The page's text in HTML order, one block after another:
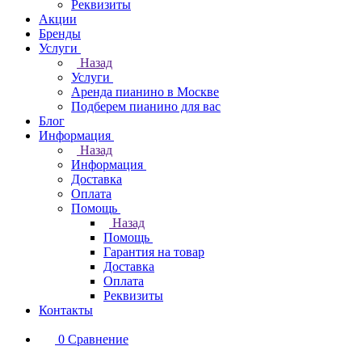
Реквизиты
Акции
Бренды
Услуги
Назад
Услуги
Аренда пианино в Москве
Подберем пианино для вас
Блог
Информация
Назад
Информация
Доставка
Оплата
Помощь
Назад
Помощь
Гарантия на товар
Доставка
Оплата
Реквизиты
Контакты
0 Сравнение